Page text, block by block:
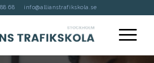
68 info@allianstrafikskola.se